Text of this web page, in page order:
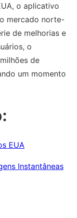
o aplicativo
mercado norte-
de melhorias e
o
de
um momento
EUA
Instantâneas